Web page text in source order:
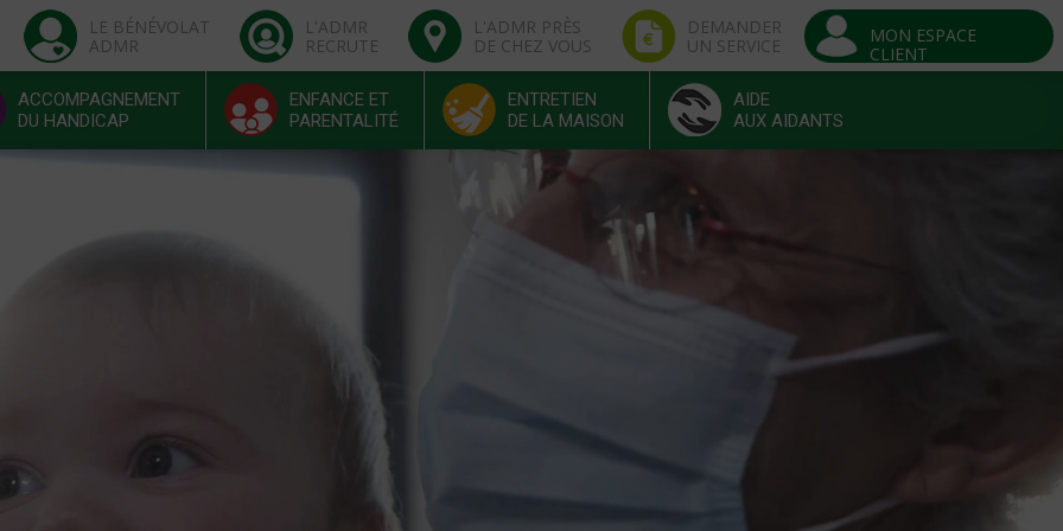
LE BÉNÉVOLAT
ADMR
L'ADMR
RECRUTE
L'ADMR PRÈS
DE CHEZ VOUS
DEMANDER
UN SERVICE
MON ESPACE
CLIENT
ACCOMPAGNEMENT
DU HANDICAP
ENFANCE ET
PARENTALITÉ
ENTRETIEN
DE LA MAISON
AIDE
AUX AIDANTS